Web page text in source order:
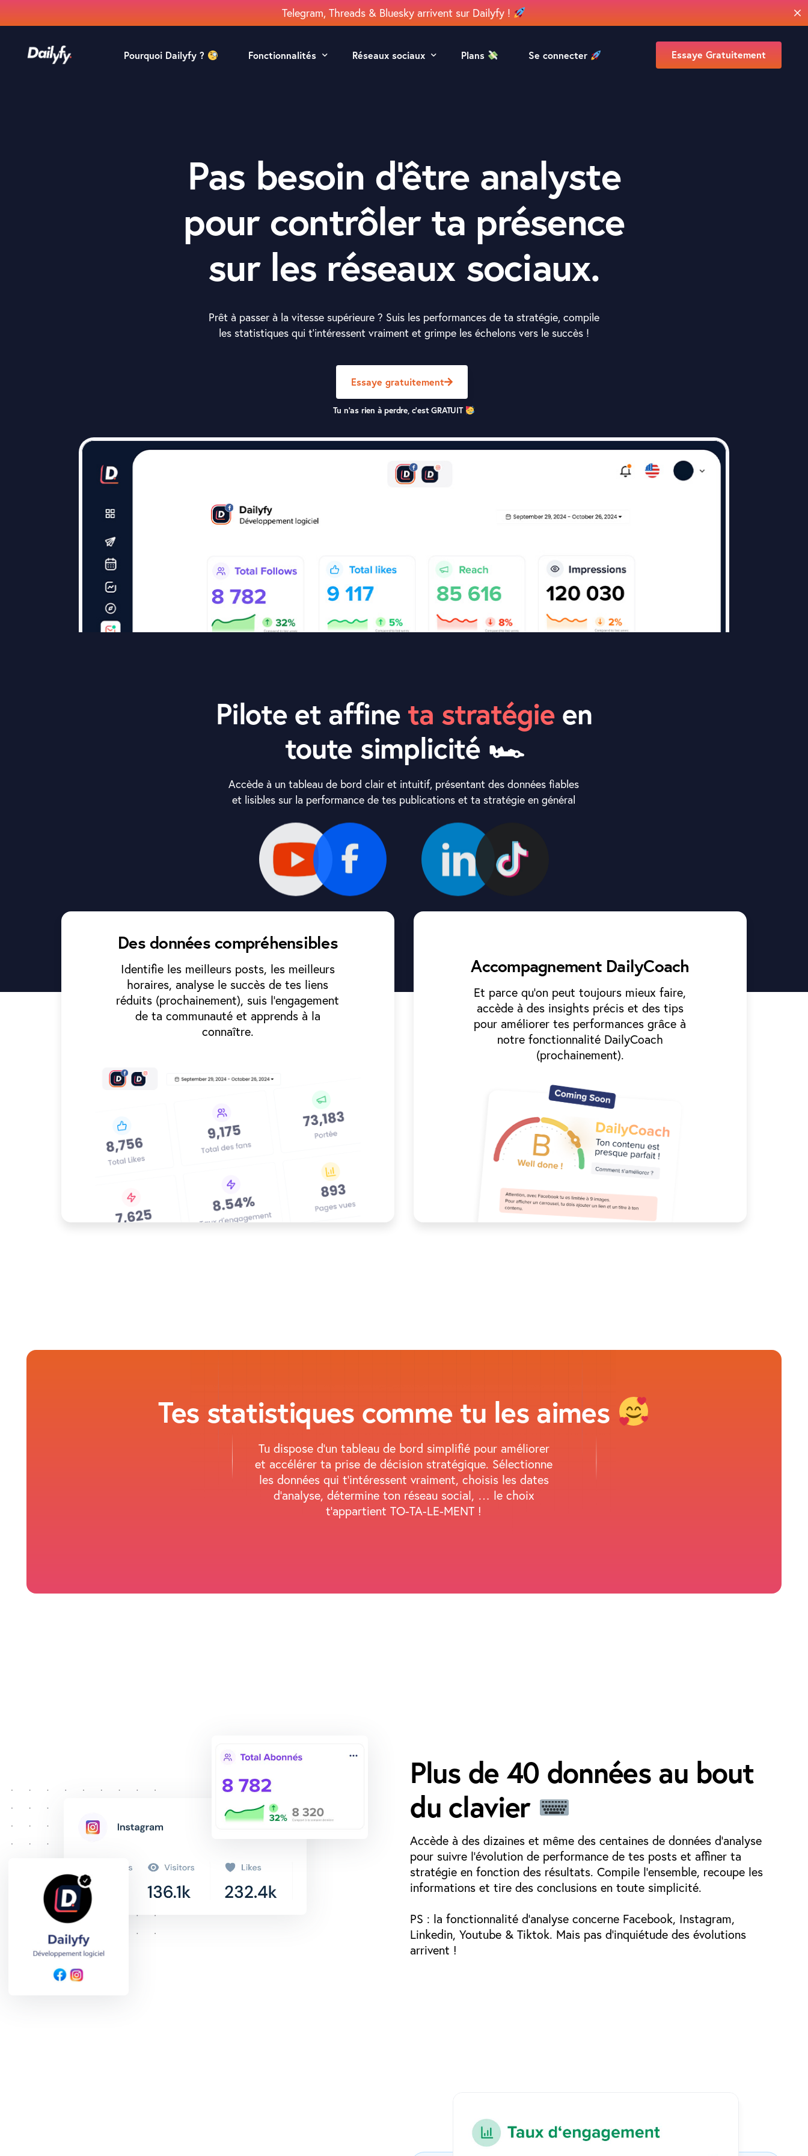
Telegram, Threads & Bluesky arrivent sur Dailyfy !
Pourquoi Dailyfy ? Fonctionnalités
Analyse
Réseaux sociaux
Linkedin
Plans Se connecter Essaye Gratuitement
Pas besoin d'être analyste
pour contrôler ta présence
sur les réseaux sociaux.
Prêt à passer à la vitesse supérieure ? Suis les performances de ta stratégie, compile
les statistiques qui t’intéressent vraiment et grimpe les échelons vers le succès !
Essaye gratuitement
Tu n'as rien à perdre, c'est GRATUIT
Pilote et affine ta stratégie en
toute simplicité 🏎
Accède à un tableau de bord clair et intuitif, présentant des données fiables
et lisibles sur la performance de tes publications et ta stratégie en général
Des données compréhensibles
Identifie les meilleurs posts, les meilleurs
horaires, analyse le succès de tes liens
réduits (prochainement), suis l’engagement
de ta communauté et apprends à la
connaître.
Accompagnement DailyCoach
Et parce qu’on peut toujours mieux faire,
accède à des insights précis et des tips
pour améliorer tes performances grâce à
notre fonctionnalité DailyCoach
(prochainement).
Tes statistiques comme tu les aimes
Tu dispose d’un tableau de bord simplifié pour améliorer
et accélérer ta prise de décision stratégique. Sélectionne
les données qui t’intéressent vraiment, choisis les dates
d’analyse, détermine ton réseau social, … le choix
t’appartient TO-TA-LE-MENT !
Plus de 40 donnéesau bout
du clavier
Accède à des dizaines et même des centaines de données d’analyse
pour suivre l’évolution de performance de tes posts et affiner ta
stratégie en fonction des résultats. Compile l’ensemble, recoupe les
informations et tire des conclusions en toute simplicité.
PS : la fonctionnalité d’analyse concerne Facebook, Instagram,
Linkedin, Youtube & Tiktok. Mais pas d’inquiétude des évolutions
arrivent !